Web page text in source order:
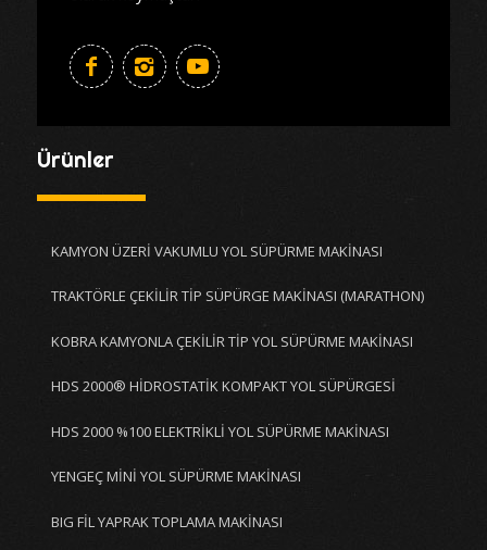
Ürünler
KAMYON ÜZERİ VAKUMLU YOL SÜPÜRME MAKİNASI
TRAKTÖRLE ÇEKİLİR TİP SÜPÜRGE MAKİNASI (MARATHON)
KOBRA KAMYONLA ÇEKİLİR TİP YOL SÜPÜRME MAKİNASI
HDS 2000® HİDROSTATİK KOMPAKT YOL SÜPÜRGESİ
HDS 2000 %100 ELEKTRİKLİ YOL SÜPÜRME MAKİNASI
YENGEÇ MİNİ YOL SÜPÜRME MAKİNASI
BIG FİL YAPRAK TOPLAMA MAKİNASI